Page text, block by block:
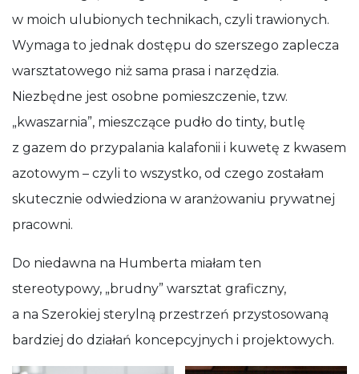
w moich ulubionych technikach, czyli trawionych.
Wymaga to jednak dostępu do szerszego zaplecza
warsztatowego niż sama prasa i narzędzia.
Niezbędne jest osobne pomieszczenie, tzw.
„kwaszarnia”, mieszczące pudło do tinty, butlę
z gazem do przypalania kalafonii i kuwetę z kwasem
azotowym – czyli to wszystko, od czego zostałam
skutecznie odwiedziona w aranżowaniu prywatnej
pracowni.
Do niedawna na Humberta miałam ten
stereotypowy, „brudny” warsztat graficzny,
a na Szerokiej sterylną przestrzeń przystosowaną
bardziej do działań koncepcyjnych i projektowych.